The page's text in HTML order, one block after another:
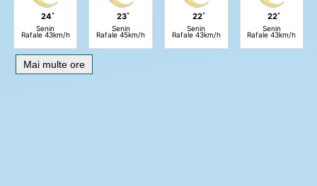
24˚
Senin
Rafale 43km/h
23˚
Senin
Rafale 45km/h
22˚
Senin
Rafale 43km/h
22˚
Senin
Rafale 43km/h
Mai multe ore